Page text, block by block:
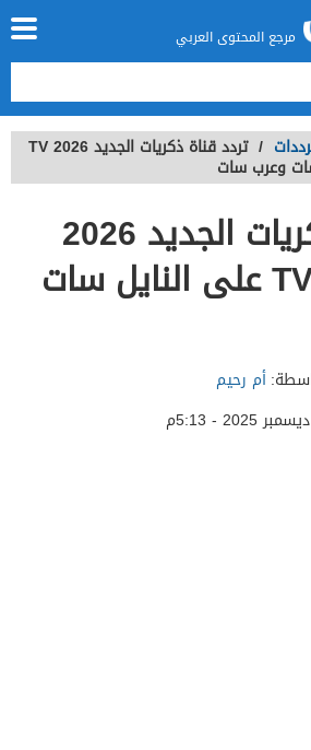
مرجع المحتوى العربي
/ تردد قناة ذكريات الجديد 2026 TV
تردد قناة ذكريات الجديد 2026
TV Memories على النايل سات
أم رحيم